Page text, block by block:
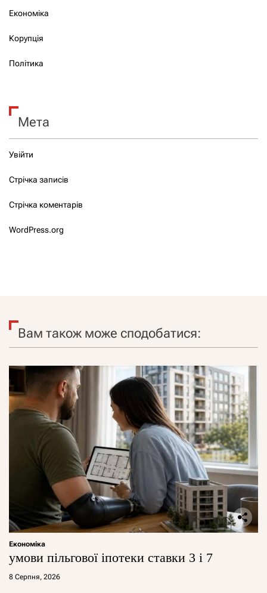
Економіка
Корупція
Політика
Мета
Увійти
Стрічка записів
Стрічка коментарів
WordPress.org
Вам також може сподобатися:
Економіка
умови пільгової іпотеки ставки 3 і 7
8 Серпня, 2026